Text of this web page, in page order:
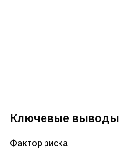
Ключевые выводы
Фактор риска